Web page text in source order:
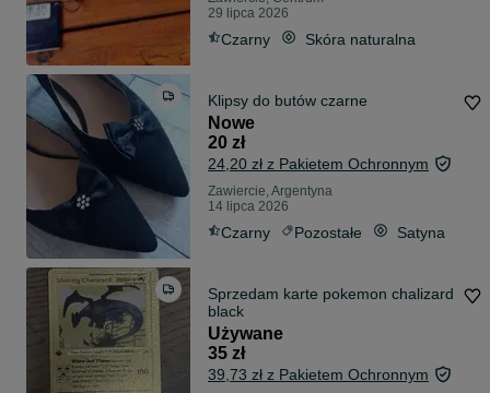
29 lipca 2026
Czarny Skóra naturalna
Klipsy do butów czarne
Nowe
20 zł
24,20 zł z Pakietem Ochronnym
Zawiercie, Argentyna
14 lipca 2026
Czarny Pozostałe Satyna
Sprzedam karte pokemon chalizard
black
Używane
35 zł
39,73 zł z Pakietem Ochronnym